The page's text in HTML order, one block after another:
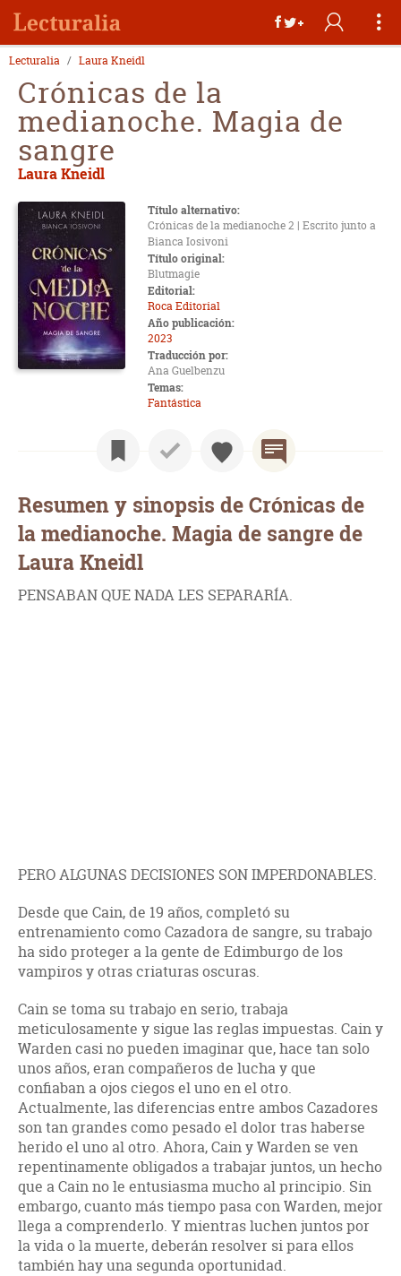
Lecturalia Laura Kneidl
Crónicas de la
medianoche. Magia de
sangre
Laura Kneidl
Título alternativo:
Crónicas de la medianoche 2 | Escrito junto a
Bianca Iosivoni
Título original:
Blutmagie
Editorial:
Roca Editorial
Año publicación:
2023
Traducción por:
Ana Guelbenzu
Temas:
Fantástica
Resumen y sinopsis de Crónicas de
la medianoche. Magia de sangre de
Laura Kneidl
PENSABAN QUE NADA LES SEPARARÍA.
PERO ALGUNAS DECISIONES SON IMPERDONABLES.
Desde que Cain, de 19 años, completó su
entrenamiento como Cazadora de sangre, su trabajo
ha sido proteger a la gente de Edimburgo de los
vampiros y otras criaturas oscuras.
Cain se toma su trabajo en serio, trabaja
meticulosamente y sigue las reglas impuestas. Cain y
Warden casi no pueden imaginar que, hace tan solo
unos años, eran compañeros de lucha y que
confiaban a ojos ciegos el uno en el otro.
Actualmente, las diferencias entre ambos Cazadores
son tan grandes como pesado el dolor tras haberse
herido el uno al otro. Ahora, Cain y Warden se ven
repentinamente obligados a trabajar juntos, un hecho
que a Cain no le entusiasma mucho al principio. Sin
embargo, cuanto más tiempo pasa con Warden, mejor
llega a comprenderlo. Y mientras luchen juntos por
la vida o la muerte, deberán resolver si para ellos
también hay una segunda oportunidad.